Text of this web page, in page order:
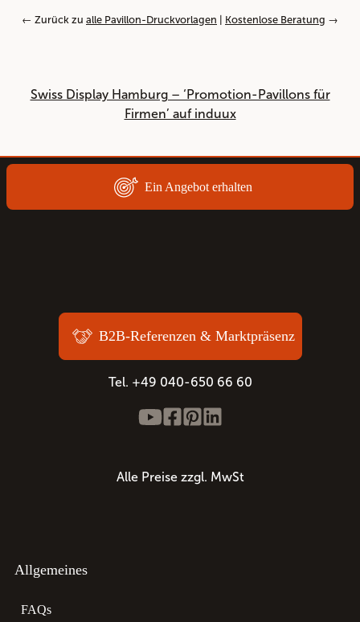
← Zurück zu alle Pavillon-Druckvorlagen Kostenlose Beratung →
Swiss Display Hamburg – ‘Promotion-Pavillons für
Firmen’ auf induux
Ein Angebot erhalten
B2B-Referenzen & Marktpräsenz
Tel. +49 040-650 66 60
Alle Preise zzgl. MwSt
Allgemeines
FAQs